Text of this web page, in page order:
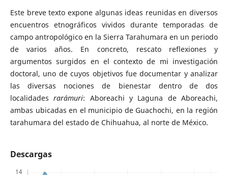
Este breve texto expone algunas ideas reunidas en diversos
encuentros etnográficos vividos durante temporadas de
campo antropológico en la Sierra Tarahumara en un periodo
de varios años. En concreto, rescato reflexiones y
argumentos surgidos en el contexto de mi investigación
doctoral, uno de cuyos objetivos fue documentar y analizar
las diversas nociones de bienestar dentro de dos
localidadesrarámuri: Aboreachi y Laguna de Aboreachi,
ambas ubicadas en el municipio de Guachochi, en la región
tarahumara del estado de Chihuahua, al norte de México.
Descargas